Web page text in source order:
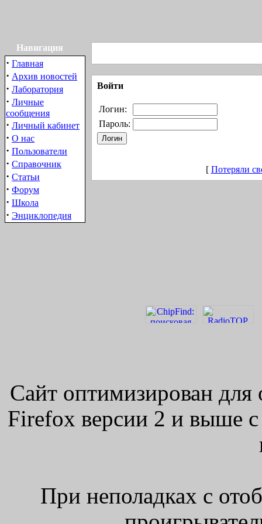
Навигация
· Главная
· Архив новостей
· Лаборатория
· Личные
сообщения
· Личный кабинет
· О нас
· Пользователи
· Справочник
· Статьи
· Форум
· Школа
· Энциклопедия
Войти
Логин:
Пароль:
[ Потеряли
Сайт оптимизирован для
Firefox версии 2 и выше
При неполадках с